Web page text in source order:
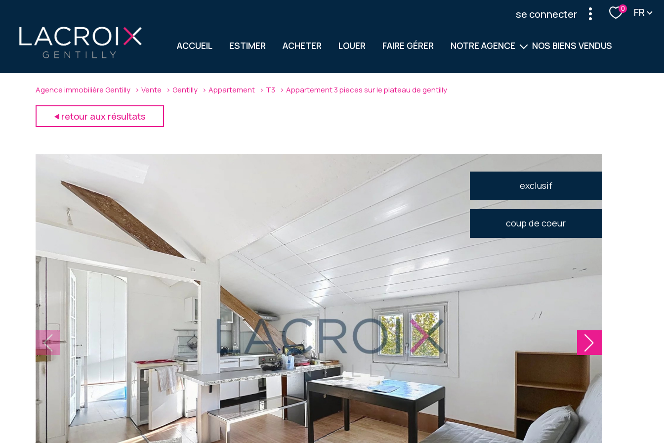
se connecter 0 Langue
FR
ACCUEIL ESTIMER ACHETER LOUER FAIRE GÉRER NOTRE AGENCE
Notre équipe
NOS BIENS VENDUS
Agence immobilière Gentilly Vente Gentilly Appartement T3 Appartement 3 pieces sur le plateau de gentilly
retour aux résultats
exclusif
coup de coeur